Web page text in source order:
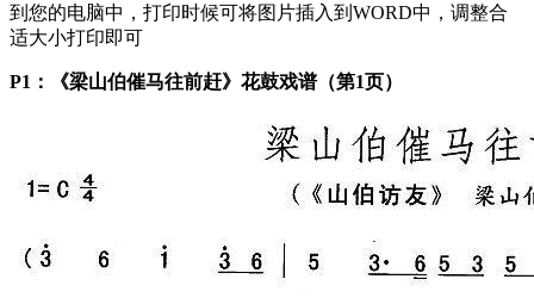
到您的电脑中，打印时候可将图片插入到WORD中，调整合
适大小打印即可
P1：《梁山伯催马往前赶》花鼓戏谱（第1页）